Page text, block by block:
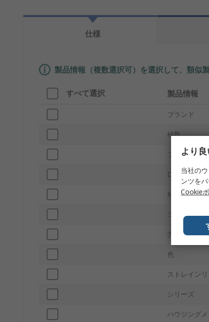
仕様
製品情報（複数選択可）を選択して、類似
すべて選択 製品情報
ブランド
極数
プロダクト
D-Subシェル
材質
コネクタタ
方向
色
ストレイン
シリーズ
ハウジングメ
より
当社の
ンツを
Cookie